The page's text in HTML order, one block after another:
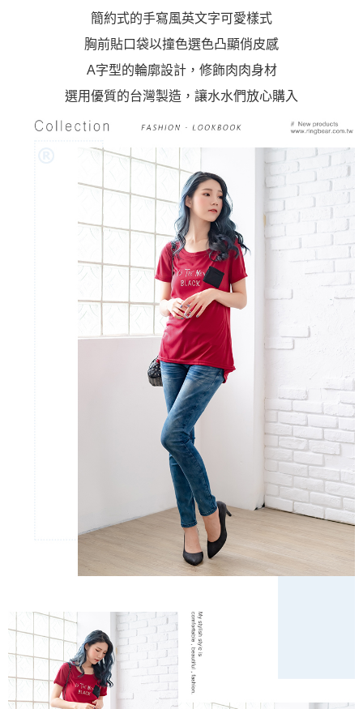
簡約式的手寫風英文字可愛樣式
胸前貼口袋以撞色選色凸顯俏皮感
A字型的輪廓設計，修飾肉肉身材
選用優質的台灣製造，讓水水們放心購入